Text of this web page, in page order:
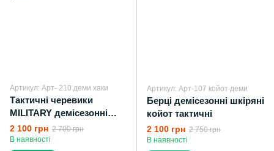
Артикул: Арт- 210 деми хаки
Тактичні черевики
MILITARY демісезонні
шкіряні
2 100 грн 2 700 грн
В наявності
Артикул: Арт-107 койот деми
Берці демісезонні шкіряні
койот тактичні
2 100 грн 2 750 грн
В наявності